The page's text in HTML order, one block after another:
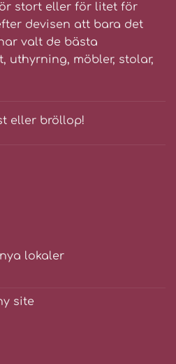
stort eller för litet för
devisen att bara det
valt de bästa
uthyrning, möbler, stolar,
eller bröllop!
lokaler
site